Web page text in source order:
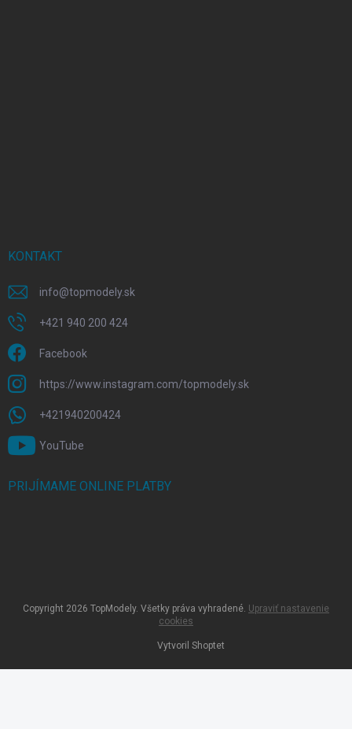
KONTAKT
info@topmodely.sk
+421 940 200 424
Facebook
https://www.instagram.com/topmodely.sk
+421940200424
YouTube
PRIJÍMAME ONLINE PLATBY
Vytvoril Shoptet
Copyright 2026 TopModely. Všetky práva vyhradené. Upraviť nastavenie
cookies